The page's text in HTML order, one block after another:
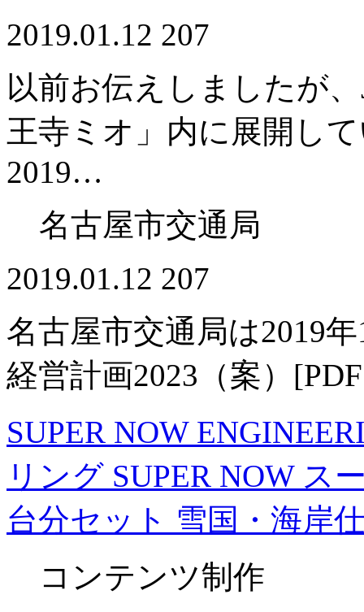
2019.01.12 207
以前お伝えしましたが
王寺ミオ」内に展開し
2019…
名古屋市交通局
2019.01.12 207
名古屋市交通局は2019
経営計画2023（案）
SUPER NOW
リング SUPER NOW ス
台分セット 雪国・海岸
コンテンツ制作